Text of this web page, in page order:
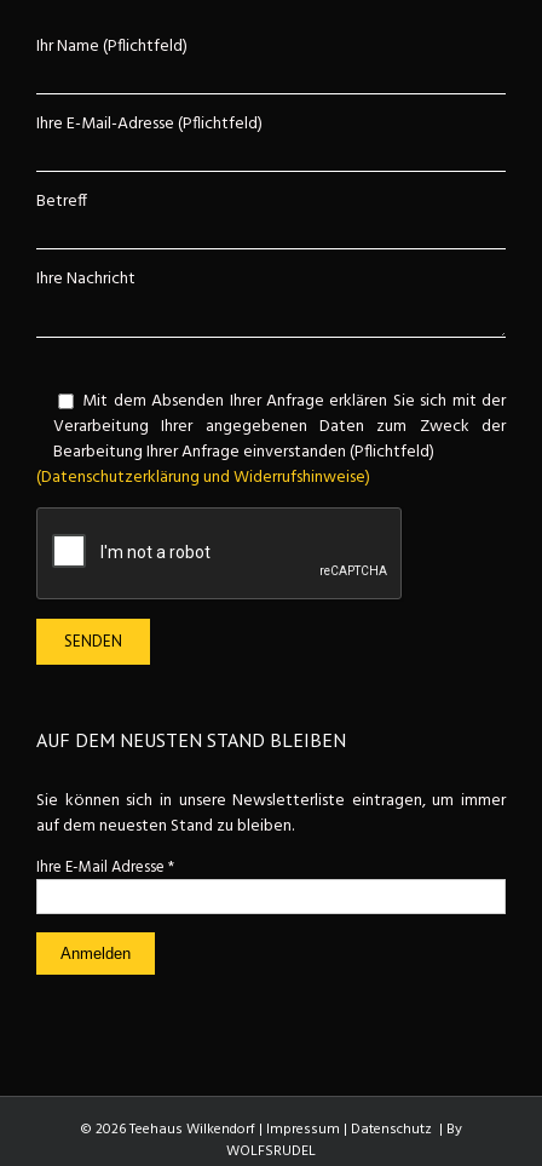
Ihr Name (Pflichtfeld)
Ihre E-Mail-Adresse (Pflichtfeld)
Betreff
Ihre Nachricht
Mit dem Absenden Ihrer Anfrage erklären Sie sich mit der
Verarbeitung Ihrer angegebenen Daten zum Zweck der
Bearbeitung Ihrer Anfrage einverstanden (Pflichtfeld)
(Datenschutzerklärung und Widerrufshinweise)
AUF DEM NEUSTEN STAND BLEIBEN
Sie können sich in unsere Newsletterliste eintragen, um immer
auf dem neuesten Stand zu bleiben.
Ihre E-Mail Adresse*
© 2026 Teehaus Wilkendorf | Impressum | Datenschutz| By
WOLFSRUDEL